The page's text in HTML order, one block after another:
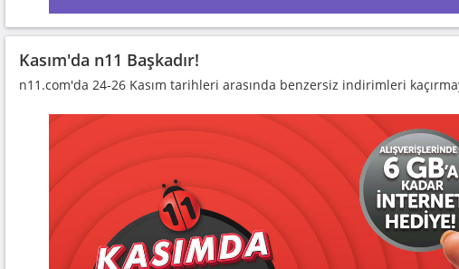
Kasım'da n11 Başkadır!
n11.com'da 24-26 Kasım tarihleri arasında benzersiz indirimleri